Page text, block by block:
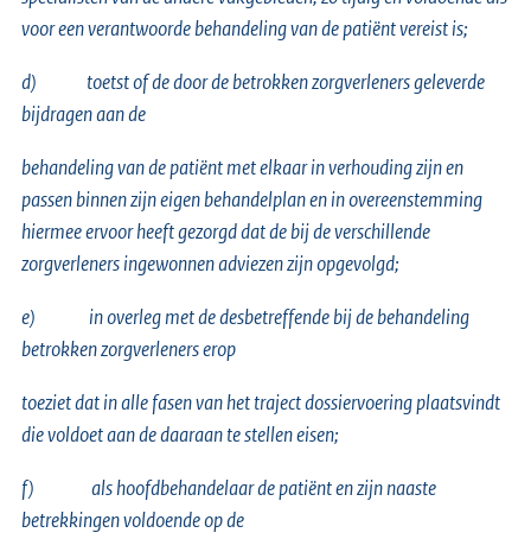
voor een verantwoorde behandeling van de patiënt vereist is;
d) toetst of de door de betrokken zorgverleners geleverde
bijdragen aan de
behandeling van de patiënt met elkaar in verhouding zijn en
passen binnen zijn eigen behandelplan en in overeenstemming
hiermee ervoor heeft gezorgd dat de bij de verschillende
zorgverleners ingewonnen adviezen zijn opgevolgd;
e) in overleg met de desbetreffende bij de behandeling
betrokken zorgverleners erop
toeziet dat in alle fasen van het traject dossiervoering plaatsvindt
die voldoet aan de daaraan te stellen eisen;
f) als hoofdbehandelaar de patiënt en zijn naaste
betrekkingen voldoende op de